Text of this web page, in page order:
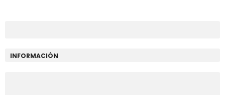
INFORMACIÓN